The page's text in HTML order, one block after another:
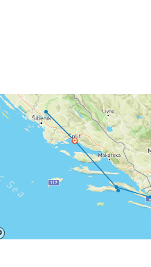
en
ingepakt en
te nemen bij
De keuze
uitstekend en
kwaliteit, dus
avond goed
we in
Marco
iedereen